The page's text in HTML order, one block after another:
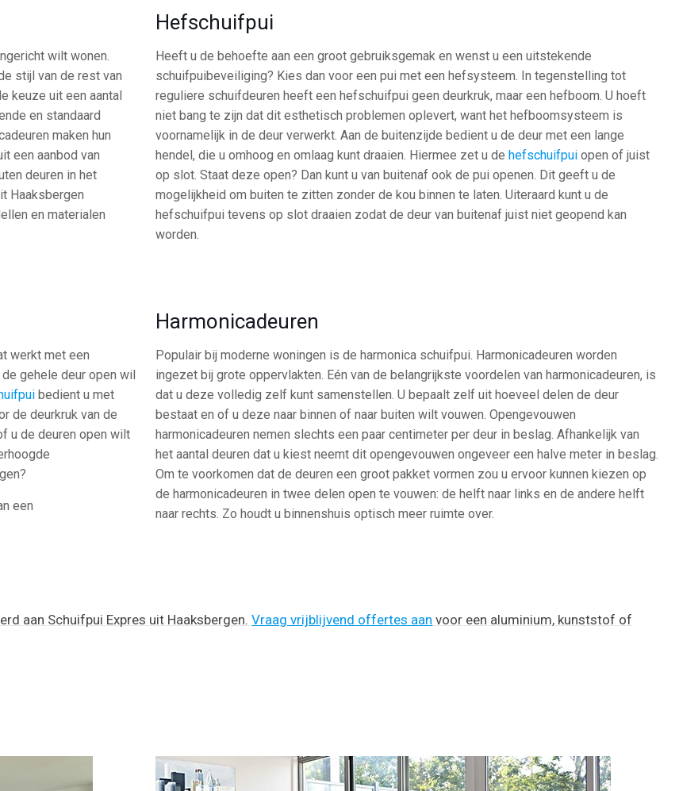
wilt wonen.
stijl van de rest van
keuze uit een aantal
en standaard
maken hun
een aanbod van
deuren in het
Haaksbergen
en materialen
Hefschuifpui
Heeft u de behoefte aan een groot gebruiksgemak en wenst u een uitstekende
schuifpuibeveiliging? Kies dan voor een pui met een hefsysteem. In tegenstelling tot
reguliere schuifdeuren heeft een hefschuifpui geen deurkruk, maar een hefboom. U hoeft
niet bang te zijn dat dit esthetisch problemen oplevert, want het hefboomsysteem is
voornamelijk in de deur verwerkt. Aan de buitenzijde bedient u de deur met een lange
hendel, die u omhoog en omlaag kunt draaien. Hiermee zet u de hefschuifpuiopen of juist
op slot. Staat deze open? Dan kunt u van buitenaf ook de pui openen. Dit geeft u de
mogelijkheid om buiten te zitten zonder de kou binnen te laten. Uiteraard kunt u de
hefschuifpui tevens op slot draaien zodat de deur van buitenaf juist niet geopend kan
worden.
werkt met een
gehele deur open wil
bedient u met
de deurkruk van de
u de deuren open wilt
een
Harmonicadeuren
Populair bij moderne woningen is de harmonica schuifpui. Harmonicadeuren worden
ingezet bij grote oppervlakten. Eén van de belangrijkste voordelen van harmonicadeuren, is
dat u deze volledig zelf kunt samenstellen. U bepaalt zelf uit hoeveel delen de deur
bestaat en of u deze naar binnen of naar buiten wilt vouwen. Opengevouwen
harmonicadeuren nemen slechts een paar centimeter per deur in beslag. Afhankelijk van
het aantal deuren dat u kiest neemt dit opengevouwen ongeveer een halve meter in beslag.
Om te voorkomen dat de deuren een groot pakket vormen zou u ervoor kunnen kiezen op
de harmonicadeuren in twee delen open te vouwen: de helft naar links en de andere helft
naar rechts. Zo houdt u binnenshuis optisch meer ruimte over.
aan Schuifpui Expres uit Haaksbergen.Vraag vrijblijvend offertes aan voor een aluminium, kunststof of